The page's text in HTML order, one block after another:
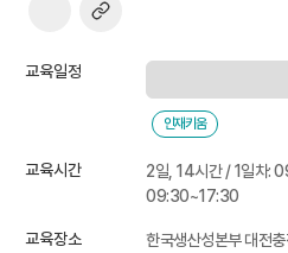
교육일정
인재키움
교육시간
2일, 14시간 / 1일차:
09:30~17:30
교육장소 한국생산성본부 대전